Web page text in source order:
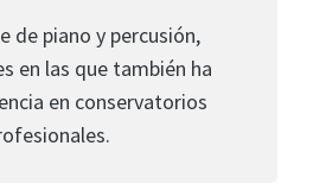
de piano y percusión,
en las que también ha
en conservatorios